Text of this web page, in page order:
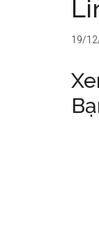
19/